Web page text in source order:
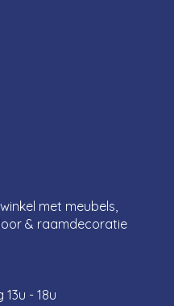
met meubels,
& raamdecoratie
- 18u